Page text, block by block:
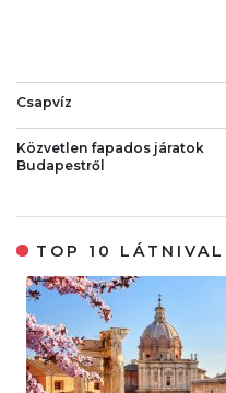
Csapvíz
Közvetlen fapados járatok
Budapestről
TOP 10